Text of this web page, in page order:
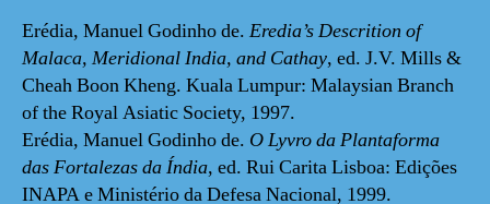
Erédia, Manuel Godinho de. Eredia’s Descrition of
Malaca, Meridional India, and Cathay, ed. J.V. Mills &
Cheah Boon Kheng. Kuala Lumpur: Malaysian Branch
of the Royal Asiatic Society, 1997.
Erédia, Manuel Godinho de. O Lyvro da Plantaforma
das Fortalezas da Índia, ed. Rui Carita Lisboa: Edições
INAPA e Ministério da Defesa Nacional, 1999.